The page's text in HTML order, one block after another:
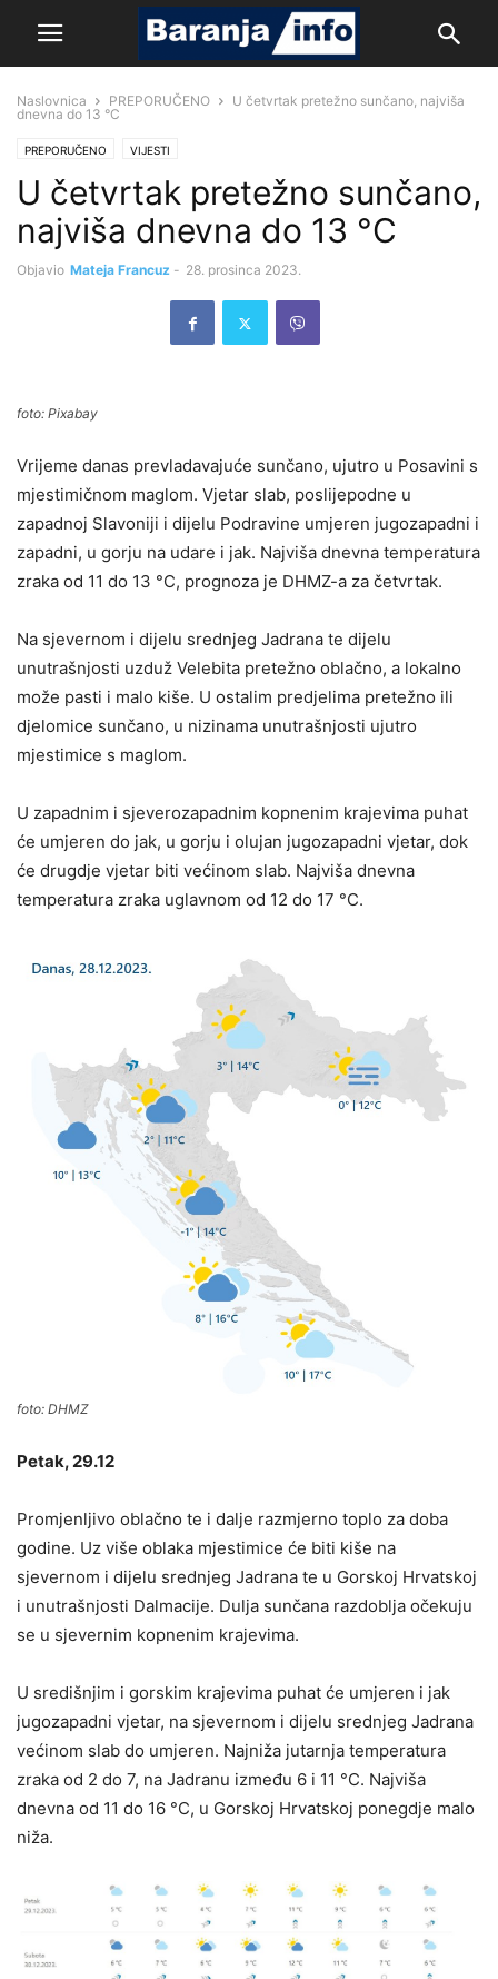
Naslovnica PREPORUČENO
U četvrtak pretežno sunčano, najviša
dnevna do 13 °C
PREPORUČENO VIJESTI
U četvrtak pretežno sunčano,
najviša dnevna do 13 °C
Objavio Mateja Francuz - 28. prosinca 2023.
foto: Pixabay
Vrijeme danas prevladavajuće sunčano, ujutro u Posavini s
mjestimičnom maglom. Vjetar slab, poslijepodne u
zapadnoj Slavoniji i dijelu Podravine umjeren jugozapadni i
zapadni, u gorju na udare i jak. Najviša dnevna temperatura
zraka od 11 do 13 °C, prognoza je DHMZ-a za četvrtak.
Na sjevernom i dijelu srednjeg Jadrana te dijelu
unutrašnjosti uzduž Velebita pretežno oblačno, a lokalno
može pasti i malo kiše. U ostalim predjelima pretežno ili
djelomice sunčano, u nizinama unutrašnjosti ujutro
mjestimice s maglom.
U zapadnim i sjeverozapadnim kopnenim krajevima puhat
će umjeren do jak, u gorju i olujan jugozapadni vjetar, dok
će drugdje vjetar biti većinom slab. Najviša dnevna
temperatura zraka uglavnom od 12 do 17 °C.
foto: DHMZ
Petak, 29.12
Promjenljivo oblačno te i dalje razmjerno toplo za doba
godine. Uz više oblaka mjestimice će biti kiše na
sjevernom i dijelu srednjeg Jadrana te u Gorskoj Hrvatskoj
i unutrašnjosti Dalmacije. Dulja sunčana razdoblja očekuju
se u sjevernim kopnenim krajevima.
U središnjim i gorskim krajevima puhat će umjeren i jak
jugozapadni vjetar, na sjevernom i dijelu srednjeg Jadrana
većinom slab do umjeren. Najniža jutarnja temperatura
zraka od 2 do 7, na Jadranu između 6 i 11 °C. Najviša
dnevna od 11 do 16 °C, u Gorskoj Hrvatskoj ponegdje malo
niža.